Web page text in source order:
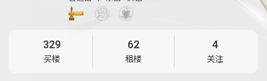
329
买楼
62
租楼
4
关注